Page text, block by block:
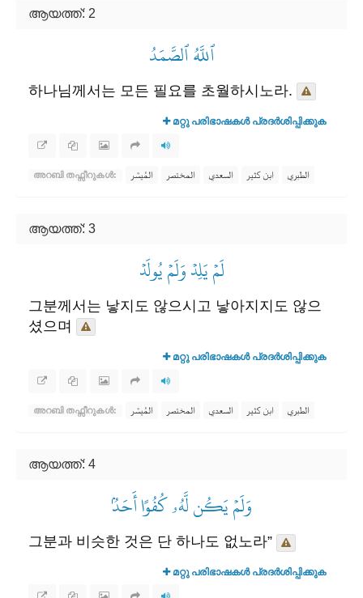
ആയത്ത്: 2
ٱللَّهُ ٱلصَّمَدُ
하나님께서는 모든 필요를 초월하시노라.
മറ്റു പരിഭാഷകൾ പ്രദർശിപ്പിക്കുക
അറബി തഫ്സീറുകൾ: المُيسَّر المختصر السعدي ابن كثير الطبري
ആയത്ത്: 3
لَمۡ يَلِدۡ وَلَمۡ يُولَدۡ
그분께서는 낳지도 않으시고 낳아지지도 않으
셨으며
മറ്റു പരിഭാഷകൾ പ്രദർശിപ്പിക്കുക
അറബി തഫ്സീറുകൾ: المُيسَّر المختصر السعدي ابن كثير الطبري
ആയത്ത്: 4
وَلَمۡ يَكُن لَّهُۥ كُفُوًا أَحَدُۢ
그분과 비슷한 것은 단 하나도 없노라”
മറ്റു പരിഭാഷകൾ പ്രദർശിപ്പിക്കുക